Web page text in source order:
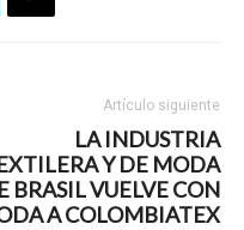
Artículo siguiente
LA INDUSTRIA
Y DE MODA
BRASIL VUELVE CON
A COLOMBIATEX